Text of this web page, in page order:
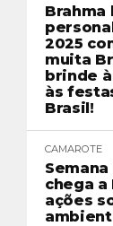
Brahma
2025
muita
brinde
às
Brasil!
CAMAROTE
chega a
ações